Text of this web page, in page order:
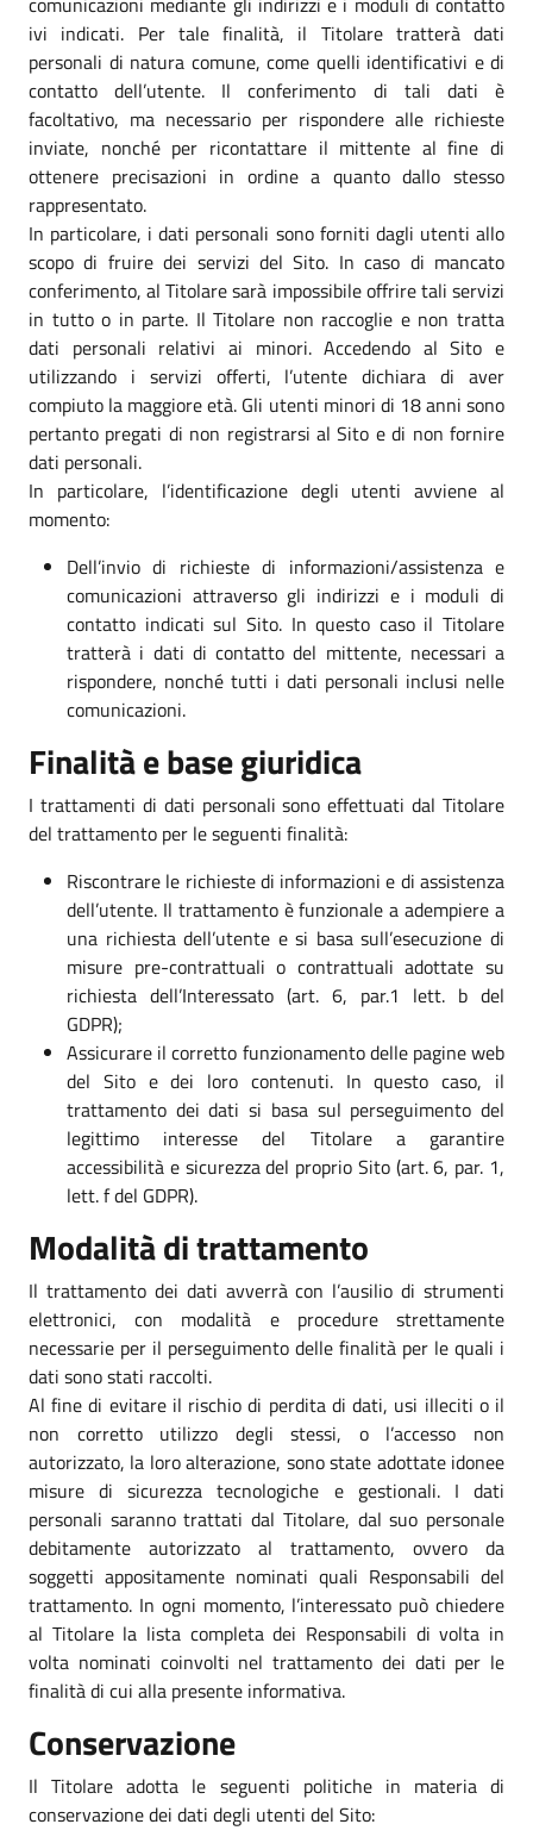
ivi indicati. Per tale finalità, il Titolare tratterà dati
personali di natura comune, come quelli identificativi e di
contatto dell’utente. Il conferimento di tali dati è
facoltativo, ma necessario per rispondere alle richieste
inviate, nonché per ricontattare il mittente al fine di
ottenere precisazioni in ordine a quanto dallo stesso
rappresentato.
In particolare, i dati personali sono forniti dagli utenti allo
scopo di fruire dei servizi del Sito. In caso di mancato
conferimento, al Titolare sarà impossibile offrire tali servizi
in tutto o in parte. Il Titolare non raccoglie e non tratta
dati personali relativi ai minori. Accedendo al Sito e
utilizzando i servizi offerti, l’utente dichiara di aver
compiuto la maggiore età. Gli utenti minori di 18 anni sono
pertanto pregati di non registrarsi al Sito e di non fornire
dati personali.
In particolare, l’identificazione degli utenti avviene al
momento:
Dell’invio di richieste di informazioni/assistenza e
comunicazioni attraverso gli indirizzi e i moduli di
contatto indicati sul Sito. In questo caso il Titolare
tratterà i dati di contatto del mittente, necessari a
rispondere, nonché tutti i dati personali inclusi nelle
comunicazioni.
Finalità e base giuridica
I trattamenti di dati personali sono effettuati dal Titolare
del trattamento per le seguenti finalità:
Riscontrare le richieste di informazioni e di assistenza
dell’utente. Il trattamento è funzionale a adempiere a
una richiesta dell’utente e si basa sull’esecuzione di
misure pre-contrattuali o contrattuali adottate su
richiesta dell’Interessato (art. 6, par.1 lett. b del
GDPR);
Assicurare il corretto funzionamento delle pagine web
del Sito e dei loro contenuti. In questo caso, il
trattamento dei dati si basa sul perseguimento del
legittimo interesse del Titolare a garantire
accessibilità e sicurezza del proprio Sito (art. 6, par. 1,
lett. f del GDPR).
Modalità di trattamento
Il trattamento dei dati avverrà con l’ausilio di strumenti
elettronici, con modalità e procedure strettamente
necessarie per il perseguimento delle finalità per le quali i
dati sono stati raccolti.
Al fine di evitare il rischio di perdita di dati, usi illeciti o il
non corretto utilizzo degli stessi, o l’accesso non
autorizzato, la loro alterazione, sono state adottate idonee
misure di sicurezza tecnologiche e gestionali. I dati
personali saranno trattati dal Titolare, dal suo personale
debitamente autorizzato al trattamento, ovvero da
soggetti appositamente nominati quali Responsabili del
trattamento. In ogni momento, l’interessato può chiedere
al Titolare la lista completa dei Responsabili di volta in
volta nominati coinvolti nel trattamento dei dati per le
finalità di cui alla presente informativa.
Conservazione
Il Titolare adotta le seguenti politiche in materia di
conservazione dei dati degli utenti del Sito: